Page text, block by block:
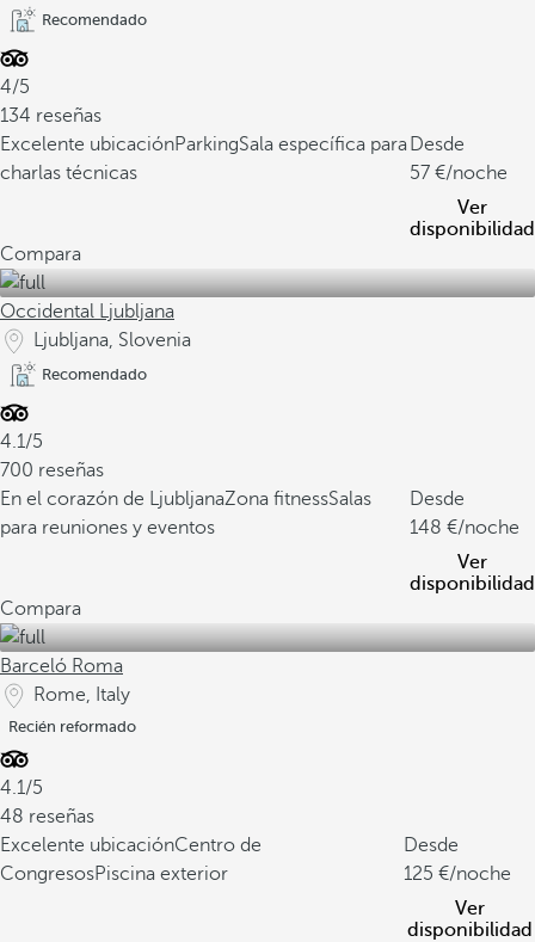
Recomendado
4/5
134 reseñas
Excelente ubicaciónParkingSala específica para
charlas técnicas
Desde
57
/noche
Ver
disponibilidad
Compara
Occidental Ljubljana
Ljubljana, Slovenia
Recomendado
4.1/5
700 reseñas
En el corazón de LjubljanaZona fitnessSalas
para reuniones y eventos
Desde
148
/noche
Ver
disponibilidad
Compara
Barceló Roma
Rome, Italy
Recién reformado
4.1/5
48 reseñas
Excelente ubicaciónCentro de
CongresosPiscina exterior
Desde
125
/noche
Ver
disponibilidad